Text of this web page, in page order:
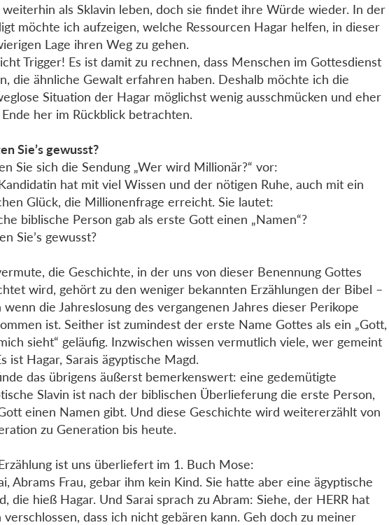
als Sklavin leben, doch sie findet ihre Würde wieder. In der
möchte ich aufzeigen, welche Ressourcen Hagar helfen, in dieser
Lage ihren Weg zu gehen.
Trigger! Es ist damit zu rechnen, dass Menschen im Gottesdienst
die ähnliche Gewalt erfahren haben. Deshalb möchte ich die
Situation der Hagar möglichst wenig ausschmücken und eher
her im Rückblick betrachten.
Sie’s gewusst?
Sie sich die Sendung „Wer wird Millionär?“ vor:
hat mit viel Wissen und der nötigen Ruhe, auch mit ein
Glück, die Millionenfrage erreicht. Sie lautet:
biblische Person gab als erste Gott einen „Namen“?
Sie’s gewusst?
die Geschichte, in der uns von dieser Benennung Gottes
wird, gehört zu den weniger bekannten Erzählungen der Bibel –
wenn die Jahreslosung des vergangenen Jahres dieser Perikope
ist. Seither ist zumindest der erste Name Gottes als ein „Gott,
sieht“ geläufig. Inzwischen wissen vermutlich viele, wer gemeint
ist Hagar, Sarais ägyptische Magd.
das übrigens äußerst bemerkenswert: eine gedemütigte
Slavin ist nach der biblischen Überlieferung die erste Person,
einen Namen gibt. Und diese Geschichte wird weitererzählt von
zu Generation bis heute.
ist uns überliefert im 1. Buch Mose:
Abrams Frau, gebar ihm kein Kind. Sie hatte aber eine ägyptische
die hieß Hagar. Und Sarai sprach zu Abram: Siehe, der HERR hat
verschlossen, dass ich nicht gebären kann. Geh doch zu meiner